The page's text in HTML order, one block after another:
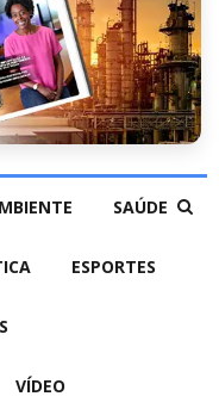
SAÚDE
ESPORTES
VÍDEO